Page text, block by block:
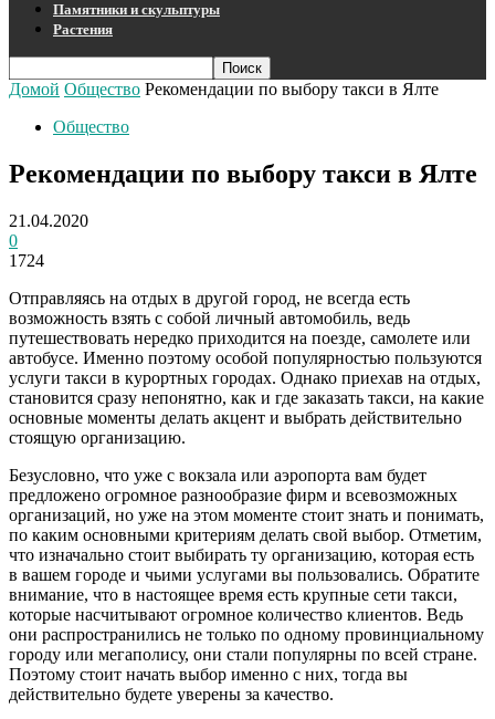
Памятники и скульптуры
Растения
Домой Общество Рекомендации по выбору такси в Ялте
Общество
Рекомендации по выбору такси в Ялте
21.04.2020
0
1724
Отправляясь на отдых в другой город, не всегда есть
возможность взять с собой личный автомобиль, ведь
путешествовать нередко приходится на поезде, самолете или
автобусе. Именно поэтому особой популярностью пользуются
услуги такси в курортных городах. Однако приехав на отдых,
становится сразу непонятно, как и где заказать такси, на какие
основные моменты делать акцент и выбрать действительно
стоящую организацию.
Безусловно, что уже с вокзала или аэропорта вам будет
предложено огромное разнообразие фирм и всевозможных
организаций, но уже на этом моменте стоит знать и понимать,
по каким основными критериям делать свой выбор. Отметим,
что изначально стоит выбирать ту организацию, которая есть
в вашем городе и чьими услугами вы пользовались. Обратите
внимание, что в настоящее время есть крупные сети такси,
которые насчитывают огромное количество клиентов. Ведь
они распространились не только по одному провинциальному
городу или мегаполису, они стали популярны по всей стране.
Поэтому стоит начать выбор именно с них, тогда вы
действительно будете уверены за качество.